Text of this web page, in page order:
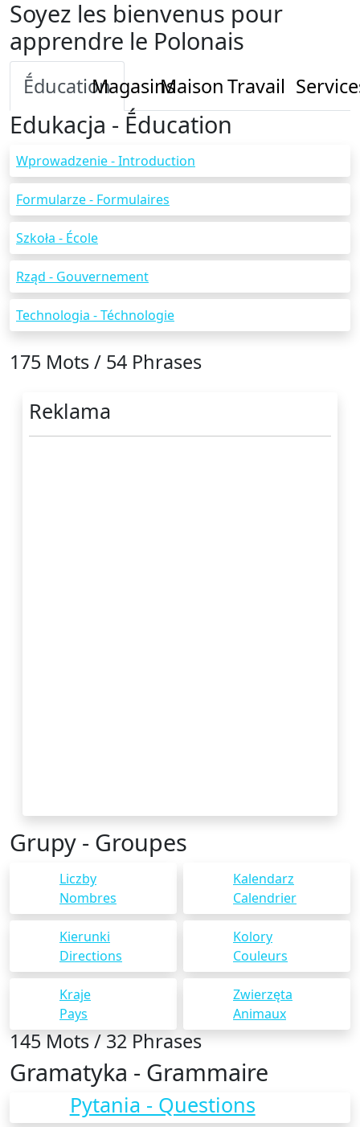
Soyez les bienvenus pour
apprendre le Polonais
ḖducationMagasinsMaisonTravail
Edukacja - Ḗducation
Wprowadzenie - Introduction
Formularze - Formulaires
Szkoła - École
Rząd - Gouvernement
Technologia - Téchnologie
175 Mots / 54 Phrases
Reklama
Grupy - Groupes
Liczby
Nombres
Kalendarz
Calendrier
Kierunki
Directions
Kolory
Couleurs
Kraje
Pays
Zwierzęta
Animaux
145 Mots / 32 Phrases
Gramatyka - Grammaire
Pytania - Questions